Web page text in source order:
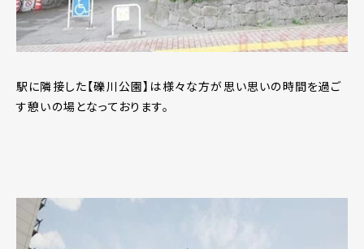
駅に隣接した【礫川公園】は様々な方が思い思いの時間を過ご
す憩いの場となっております。